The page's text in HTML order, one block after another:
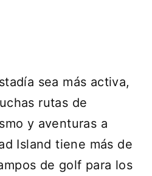
sea más activa,
rutas de
y aventuras a
Island tiene más de
de golf para los